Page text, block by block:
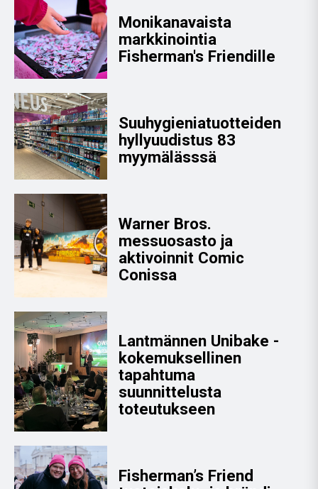
Monikanavaista
markkinointia
Fisherman's Friendille
Suuhygieniatuotteiden
hyllyuudistus 83
myymälässsä
Warner Bros.
messuosasto ja
aktivoinnit Comic
Conissa
Lantmännen Unibake -
kokemuksellinen
tapahtuma
suunnittelusta
toteutukseen
Fisherman’s Friend